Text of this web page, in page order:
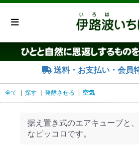
送料・お支払い・会員
全て 探す 発酵させる 空気
据え置き式のエアキューブと
なピッコロです。